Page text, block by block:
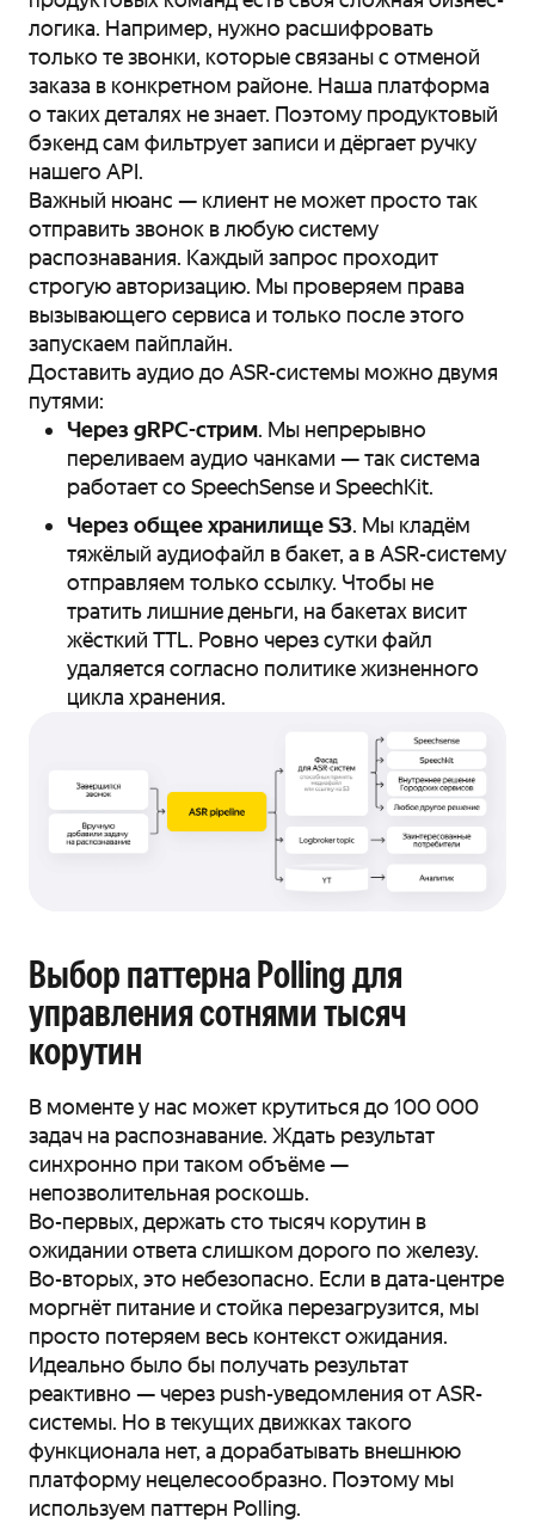
логика. Например, нужно расшифровать
только те звонки, которые связаны с отменой
заказа в конкретном районе. Наша платформа
о таких деталях не знает. Поэтому продуктовый
бэкенд сам фильтрует записи и дёргает ручку
нашего API.
Важный нюанс — клиент не может просто так
отправить звонок в любую систему
распознавания. Каждый запрос проходит
строгую авторизацию. Мы проверяем права
вызывающего сервиса и только после этого
запускаем пайплайн.
Доставить аудио до ASR-системы можно двумя
путями:
Через gRPC-стрим. Мы непрерывно
переливаем аудио чанками — так система
работает со SpeechSense и SpeechKit.
Через общее хранилище S3. Мы кладём
тяжёлый аудиофайл в бакет, а в ASR-систему
отправляем только ссылку. Чтобы не
тратить лишние деньги, на бакетах висит
жёсткий TTL. Ровно через сутки файл
удаляется согласно политике жизненного
цикла хранения.
Выбор паттерна Polling для
управления сотнями тысяч
корутин
В моменте у нас может крутиться до 100 000
задач на распознавание. Ждать результат
синхронно при таком объёме —
непозволительная роскошь.
Во-первых, держать сто тысяч корутин в
ожидании ответа слишком дорого по железу.
Во-вторых, это небезопасно. Если в дата-центре
моргнёт питание и стойка перезагрузится, мы
просто потеряем весь контекст ожидания.
Идеально было бы получать результат
реактивно — через push-уведомления от ASR-
системы. Но в текущих движках такого
функционала нет, а дорабатывать внешнюю
платформу нецелесообразно. Поэтому мы
используем паттерн Polling.